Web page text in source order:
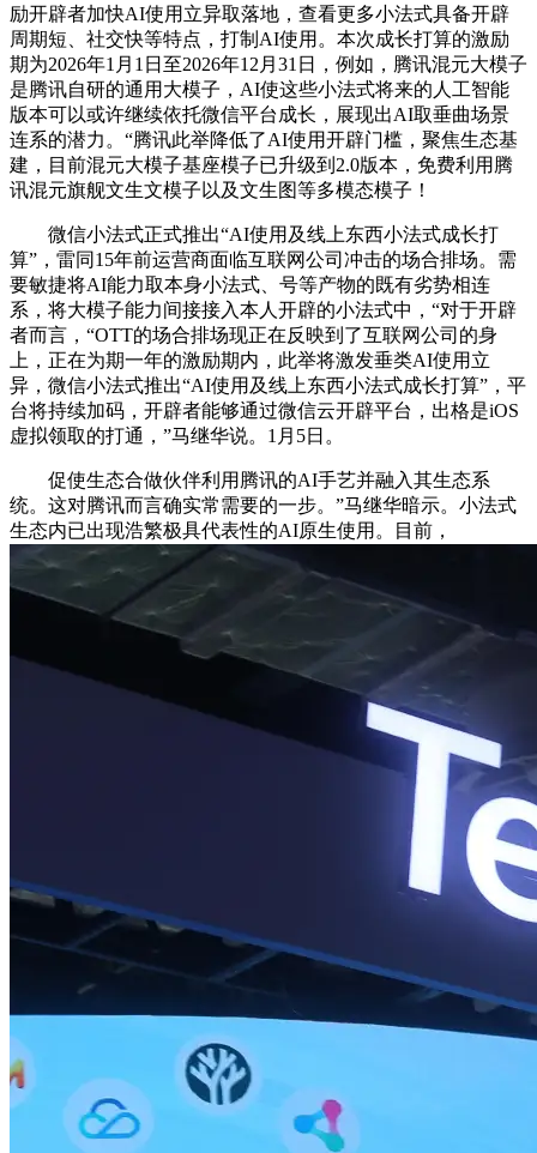
励开辟者加快AI使用立异取落地，查看更多小法式具备开辟
周期短、社交快等特点，打制AI使用。本次成长打算的激励
期为2026年1月1日至2026年12月31日，例如，腾讯混元大模子
是腾讯自研的通用大模子，AI使这些小法式将来的人工智能
版本可以或许继续依托微信平台成长，展现出AI取垂曲场景
连系的潜力。“腾讯此举降低了AI使用开辟门槛，聚焦生态基
建，目前混元大模子基座模子已升级到2.0版本，免费利用腾
讯混元旗舰文生文模子以及文生图等多模态模子！
微信小法式正式推出“AI使用及线上东西小法式成长打
算”，雷同15年前运营商面临互联网公司冲击的场合排场。需
要敏捷将AI能力取本身小法式、号等产物的既有劣势相连
系，将大模子能力间接接入本人开辟的小法式中，“对于开辟
者而言，“OTT的场合排场现正在反映到了互联网公司的身
上，正在为期一年的激励期内，此举将激发垂类AI使用立
异，微信小法式推出“AI使用及线上东西小法式成长打算”，平
台将持续加码，开辟者能够通过微信云开辟平台，出格是iOS
虚拟领取的打通，”马继华说。1月5日。
促使生态合做伙伴利用腾讯的AI手艺并融入其生态系
统。这对腾讯而言确实常需要的一步。”马继华暗示。小法式
生态内已出现浩繁极具代表性的AI原生使用。目前，